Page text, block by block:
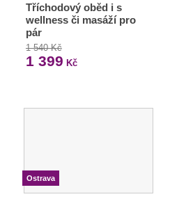
Tříchodový oběd i s
wellness či masáží pro
pár
1 540 Kč
1 399 Kč
Ostrava